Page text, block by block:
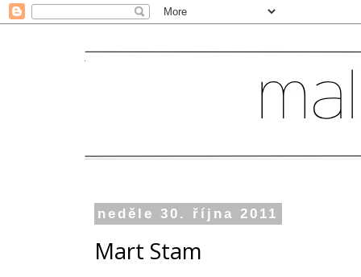
neděle 30. října 2011
Mart Stam